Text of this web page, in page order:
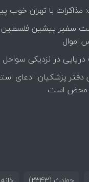
مذاکرات با تهران
سفیر پیشین فلسطین
اموال
دریایی در نزدیکی
دفتر پزشکیان: ادعای
است